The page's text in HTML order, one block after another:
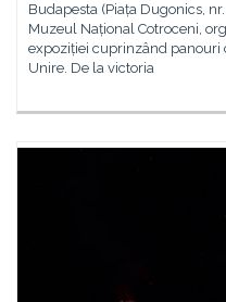
Budapesta (Piața Dugonics,
Muzeul Național Cotroceni,
expoziției cuprinzând panouri
Unire. De la victoria